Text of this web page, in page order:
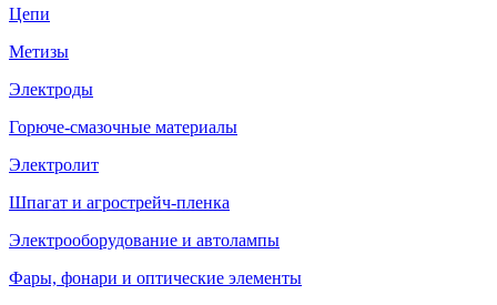
Цепи
Метизы
Электроды
Горюче-смазочные материалы
Электролит
Шпагат и агрострейч-пленка
Электрооборудование и автолампы
Фары, фонари и оптические элементы